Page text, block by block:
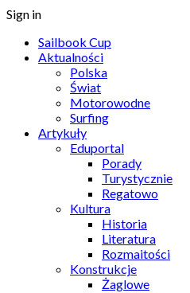
Sign in
Sailbook Cup
Aktualności
Polska
Świat
Motorowodne
Surfing
Artykuły
Eduportal
Porady
Turystycznie
Regatowo
Kultura
Historia
Literatura
Rozmaitości
Konstrukcje
Żaglowe